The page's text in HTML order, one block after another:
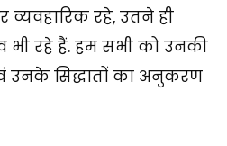
रहे, उतने ही
भी रहे हैं. हम सभी को उनकी
उनके सिद्धातों का अनुकरण